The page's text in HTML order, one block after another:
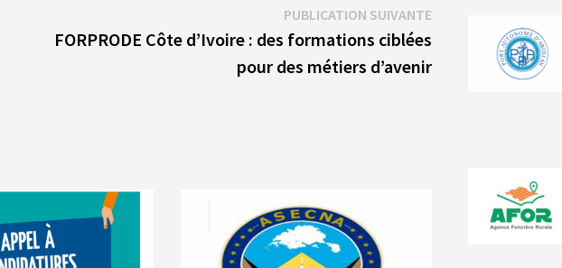
PUBLICATION SUIVANTEPublication
suivante :
FORPRODE Côte d’Ivoire : des formations ciblées
pour des métiers d’avenir